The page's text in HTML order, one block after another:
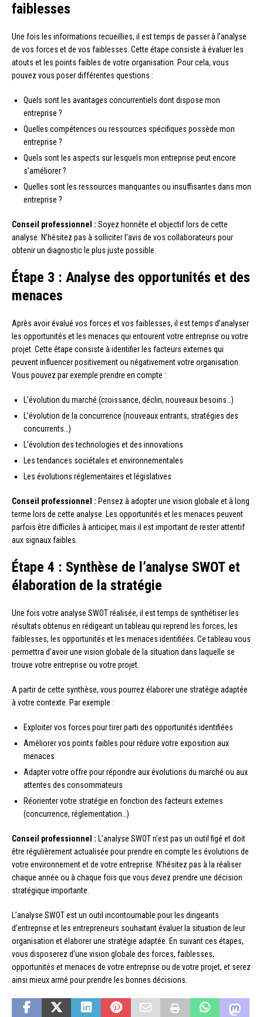
faiblesses
Une fois les informations recueillies, il est temps de passer à l’analyse
de vos forces et de vos faiblesses. Cette étape consiste à évaluer les
atouts et les points faibles de votre organisation. Pour cela, vous
pouvez vous poser différentes questions :
Quels sont les avantages concurrentiels dont dispose mon
entreprise ?
Quelles compétences ou ressources spécifiques possède mon
entreprise ?
Quels sont les aspects sur lesquels mon entreprise peut encore
s’améliorer ?
Quelles sont les ressources manquantes ou insuffisantes dans mon
entreprise ?
Conseil professionnel : Soyez honnête et objectif lors de cette
analyse. N’hésitez pas à solliciter l’avis de vos collaborateurs pour
obtenir un diagnostic le plus juste possible.
Étape 3 : Analyse des opportunités et des
menaces
Après avoir évalué vos forces et vos faiblesses, il est temps d’analyser
les opportunités et les menaces qui entourent votre entreprise ou votre
projet. Cette étape consiste à identifier les facteurs externes qui
peuvent influencer positivement ou négativement votre organisation.
Vous pouvez par exemple prendre en compte :
L’évolution du marché (croissance, déclin, nouveaux besoins…)
L’évolution de la concurrence (nouveaux entrants, stratégies des
concurrents…)
L’évolution des technologies et des innovations
Les tendances sociétales et environnementales
Les évolutions réglementaires et législatives
Conseil professionnel : Pensez à adopter une vision globale et à long
terme lors de cette analyse. Les opportunités et les menaces peuvent
parfois être difficiles à anticiper, mais il est important de rester attentif
aux signaux faibles.
Étape 4 : Synthèse de l’analyse SWOT et
élaboration de la stratégie
Une fois votre analyse SWOT réalisée, il est temps de synthétiser les
résultats obtenus en rédigeant un tableau qui reprend les forces, les
faiblesses, les opportunités et les menaces identifiées. Ce tableau vous
permettra d’avoir une vision globale de la situation dans laquelle se
trouve votre entreprise ou votre projet.
A partir de cette synthèse, vous pourrez élaborer une stratégie adaptée
à votre contexte. Par exemple :
Exploiter vos forces pour tirer parti des opportunités identifiées
Améliorer vos points faibles pour réduire votre exposition aux
menaces
Adapter votre offre pour répondre aux évolutions du marché ou aux
attentes des consommateurs
Réorienter votre stratégie en fonction des facteurs externes
(concurrence, réglementation…)
Conseil professionnel : L’analyse SWOT n’est pas un outil figé et doit
être régulièrement actualisée pour prendre en compte les évolutions de
votre environnement et de votre entreprise. N’hésitez pas à la réaliser
chaque année ou à chaque fois que vous devez prendre une décision
stratégique importante.
L’analyse SWOT est un outil incontournable pour les dirigeants
d’entreprise et les entrepreneurs souhaitant évaluer la situation de leur
organisation et élaborer une stratégie adaptée. En suivant ces étapes,
vous disposerez d’une vision globale des forces, faiblesses,
opportunités et menaces de votre entreprise ou de votre projet, et serez
ainsi mieux armé pour prendre les bonnes décisions.